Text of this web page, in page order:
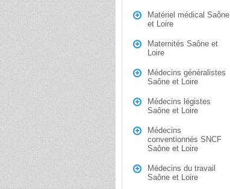
Matériel médical Saône
et Loire
Maternités Saône et
Loire
Médecins généralistes
Saône et Loire
Médecins légistes
Saône et Loire
Médecins
conventionnés SNCF
Saône et Loire
Médecins du travail
Saône et Loire